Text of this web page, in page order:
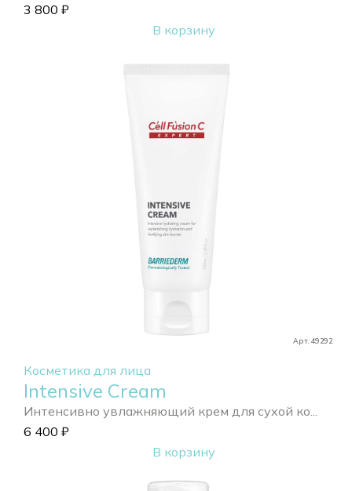
3 800 ₽
В корзину
Арт. 49292
Косметика для лица
Intensive Cream
Интенсивно увлажняющий крем для сухой ко...
6 400 ₽
В корзину